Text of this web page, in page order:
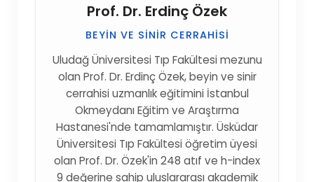
Prof. Dr. Erdinç Özek
BEYIN VE SINIR CERRAHISI
Uludağ Üniversitesi Tıp Fakültesi mezunu
olan Prof. Dr. Erdinç Özek, beyin ve sinir
cerrahisi uzmanlık eğitimini İstanbul
Okmeydanı Eğitim ve Araştırma
Hastanesi'nde tamamlamıştır. Üsküdar
Üniversitesi Tıp Fakültesi öğretim üyesi
olan Prof. Dr. Özek'in 248 atıf ve h-index
9 değerine sahip uluslararası akademik